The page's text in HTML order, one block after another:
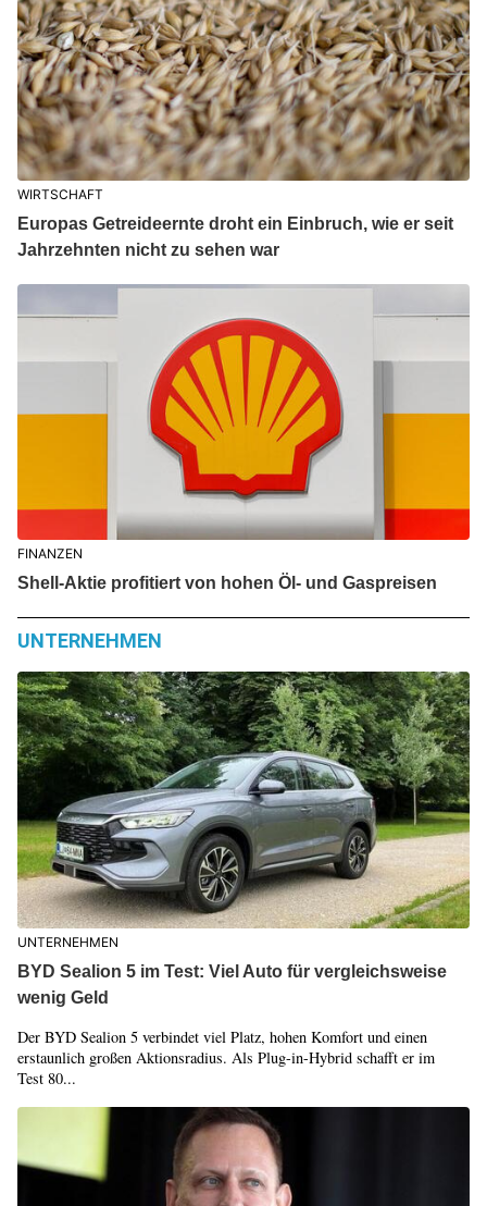
WIRTSCHAFT
Europas Getreideernte droht ein Einbruch, wie er seit
Jahrzehnten nicht zu sehen war
FINANZEN
Shell-Aktie profitiert von hohen Öl- und Gaspreisen
UNTERNEHMEN
UNTERNEHMEN
BYD Sealion 5 im Test: Viel Auto für vergleichsweise
wenig Geld
Der BYD Sealion 5 verbindet viel Platz, hohen Komfort und einen
erstaunlich großen Aktionsradius. Als Plug-in-Hybrid schafft er im
Test 80...